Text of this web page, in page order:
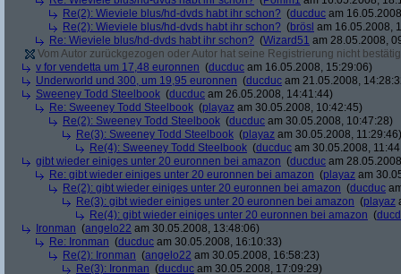
Re(2): Wieviele blus/hd-dvds habt ihr schon? (ducduc am
Re(2): Wieviele blus/hd-dvds habt ihr schon? (brösl am 16.05.2008,
Re: Wieviele blus/hd-dvds habt ihr schon? (Wizard51 am 28.05.2008,
Vom Autor zurückgezogen oder Autor hat seine Registrierung nicht
v for vendetta um 17,48 euronnen (ducduc am 16.05.2008, 15:29:06)
Underworld und 300, um 19,95 euronnen (ducduc am 21.05.2008,
Sweeney Todd Steelbook (ducduc am 26.05.2008, 14:41:44)
Re: Sweeney Todd Steelbook (playaz am 30.05.2008, 10:42:45)
Re(2): Sweeney Todd Steelbook (ducduc am 30.05.2008, 10:47:28)
Re(3): Sweeney Todd Steelbook (playaz am 30.05.2008, 11:29:46)
Re(4): Sweeney Todd Steelbook (ducduc am 30.05.2008,
gibt wieder einiges unter 20 euronnen bei amazon (ducduc am
Re: gibt wieder einiges unter 20 euronnen bei amazon (playaz am
Re(2): gibt wieder einiges unter 20 euronnen bei amazon (ducduc
Re(3): gibt wieder einiges unter 20 euronnen bei amazon (playaz
Re(4): gibt wieder einiges unter 20 euronnen bei amazon (
Ironman (angelo22 am 30.05.2008, 13:48:06)
Re: Ironman (ducduc am 30.05.2008, 16:10:33)
Re(2): Ironman (angelo22 am 30.05.2008, 16:58:23)
Re(3): Ironman (ducduc am 30.05.2008, 17:09:29)